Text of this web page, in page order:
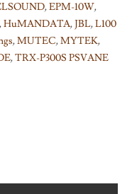
,EPM-10W,
,HuMANDATA,JBL,L100
,MUTEC,MYTEK,
,TRX-P300S PSVANE